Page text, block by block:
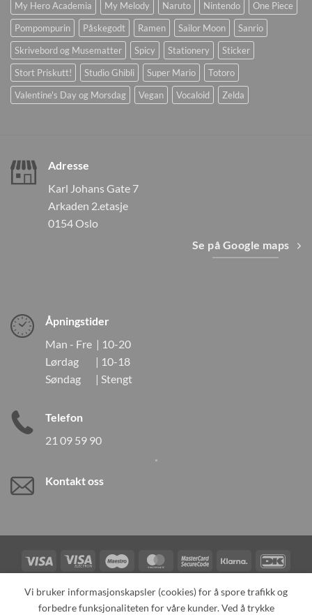
My Hero Academia
My Melody Naruto Nintendo
One Piece
Pompompurin
Påskegodt Ramen Sailor Moon
Sanrio
Skrivebord og Musematter
Spicy Stationery
Sticker
Stort Priskutt!
Studio Ghibli Super Mario
Totoro
Valentine's Day og Morsdag
Vegan Vocaloid Zelda
Adresse
Karl Johans Gate 7
Arkaden 2.etasje
0154 Oslo
Se på Google maps
Åpningstider
Man - Fre | 10-20
Lørdag | 10-18
Søndag | Stengt
Telefon
21 09 59 90
Kontakt oss
Visa
Visa
Electron
Maestro MasterCardMasterCard
2
Klarna
Card
TILBAKEKALLINGER KONTAKT OSS OM OSS
Vi bruker informasjonskapsler (cookies) for å spore trafikk og
forbedre funksjonaliteten for våre kunder. Ved å trykke